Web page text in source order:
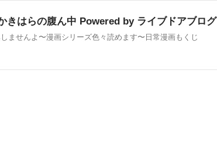
きはらの腹ん中 Powered by ライブドアブログ
ませんよ〜漫画シリーズ色々読めます〜日常漫画もくじ